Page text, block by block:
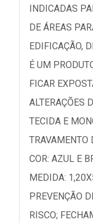
INDICADAS
DE ÁREAS
EDIFICAÇÃO,
É UM
FICAR
ALTERAÇÕES
TECIDA E
TRAVAMENTO
COR: AZUL E
MEDIDA:
PREVENÇÃO
RISCO;